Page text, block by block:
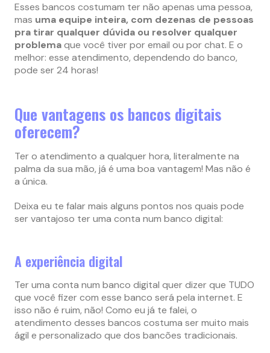
Esses bancos costumam ter não apenas uma pessoa,
mas uma equipe inteira, com dezenas de pessoas
pra tirar qualquer dúvida ou resolver qualquer
problemaque você tiver por email ou por chat. E o
melhor: esse atendimento, dependendo do banco,
pode ser 24 horas!
Que vantagens os bancos digitais
oferecem?
Ter o atendimento a qualquer hora, literalmente na
palma da sua mão, já é uma boa vantagem! Mas não é
a única.
Deixa eu te falar mais alguns pontos nos quais pode
ser vantajoso ter uma conta num banco digital:
A experiência digital
Ter uma conta num banco digital quer dizer que TUDO
que você fizer com esse banco será pela internet. E
isso não é ruim, não! Como eu já te falei, o
atendimento desses bancos costuma ser muito mais
ágil e personalizado que dos bancões tradicionais.